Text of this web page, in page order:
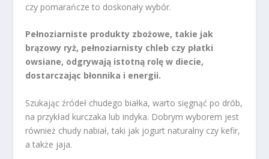
czy pomarańcze to doskonały wybór.
Pełnoziarniste produkty zbożowe, takie jak
brązowy ryż, pełnoziarnisty chleb czy płatki
owsiane, odgrywają istotną rolę w diecie,
dostarczając błonnika i energii.
Szukając źródeł chudego białka, warto sięgnąć po drób,
na przykład kurczaka lub indyka. Dobrym wyborem jest
również chudy nabiał, taki jak jogurt naturalny czy kefir,
a także jaja.